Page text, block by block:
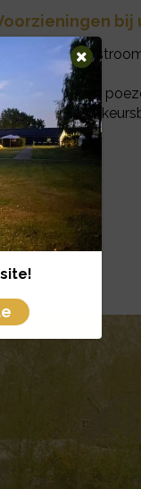
bij
6 ampère
Gratis WiFi
Honden en
Gratis